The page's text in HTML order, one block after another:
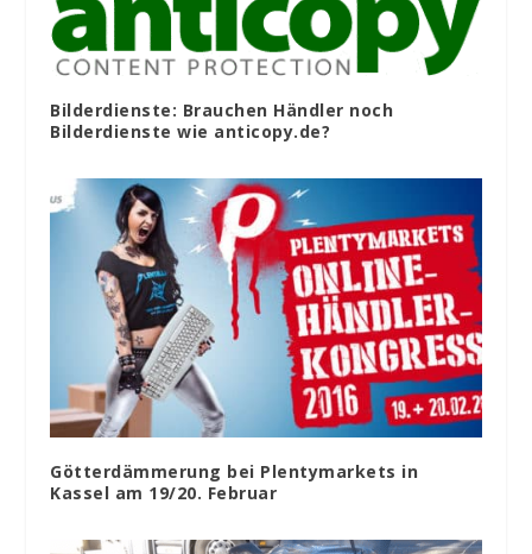
Bilderdienste: Brauchen Händler noch
Bilderdienste wie anticopy.de?
Götterdämmerung bei Plentymarkets in
Kassel am 19/20. Februar